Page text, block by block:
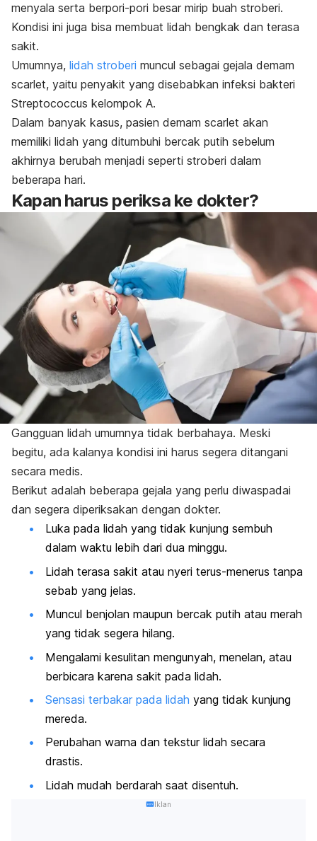
menyala serta berpori-pori besar mirip buah stroberi.
Kondisi ini juga bisa membuat lidah bengkak dan terasa
sakit.
Umumnya, lidah stroberi muncul sebagai gejala demam
scarlet, yaitu penyakit yang disebabkan infeksi bakteri
Streptococcus kelompok A.
Dalam banyak kasus, pasien demam scarlet akan
memiliki lidah yang ditumbuhi bercak putih sebelum
akhirnya berubah menjadi seperti stroberi dalam
beberapa hari.
Kapan harus periksa ke dokter?
Gangguan lidah umumnya tidak berbahaya. Meski
begitu, ada kalanya kondisi ini harus segera ditangani
secara medis.
Berikut adalah beberapa gejala yang perlu diwaspadai
dan segera diperiksakan dengan dokter.
Luka pada lidah yang tidak kunjung sembuh
dalam waktu lebih dari dua minggu.
Lidah terasa sakit atau nyeri terus-menerus tanpa
sebab yang jelas.
Muncul benjolan maupun bercak putih atau merah
yang tidak segera hilang.
Mengalami kesulitan mengunyah, menelan, atau
berbicara karena sakit pada lidah.
Sensasi terbakar pada lidah yang tidak kunjung
mereda.
Perubahan warna dan tekstur lidah secara
drastis.
Lidah mudah berdarah saat disentuh.
Iklan